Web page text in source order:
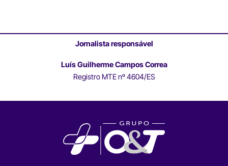
Jornalista responsável
Luís Guilherme Campos Correa
Registro MTE nº 4604/ES